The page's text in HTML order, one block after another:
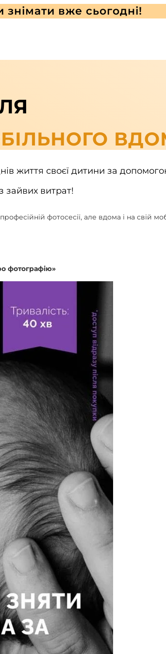
знімати вже сьогодні!
життя своєї дитини за
зайвих витрат!
фотосесії, але вдома і на свій
фотографію»